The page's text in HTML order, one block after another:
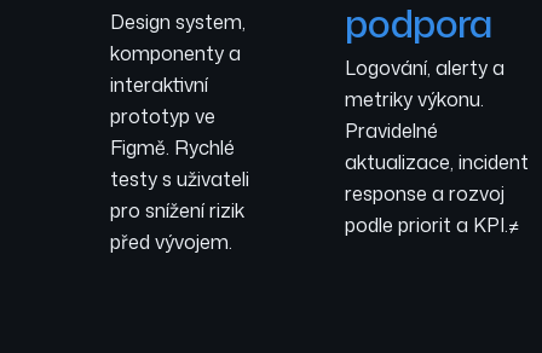
Design system,
komponenty a
interaktivní
prototyp ve
Figmě. Rychlé
testy s uživateli
pro snížení rizik
před vývojem.
podpora
Logování, alerty a
metriky výkonu.
Pravidelné
aktualizace, incident
response a rozvoj
podle priorit a KPI.≠